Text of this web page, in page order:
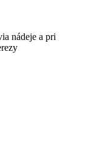
nádeje a pri